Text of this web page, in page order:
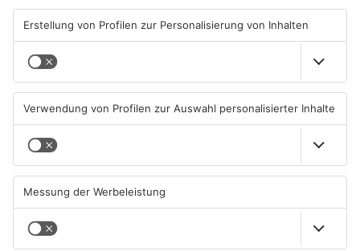
Sommerliche Temperaturen
01.08.2026, 21:20 UHR IN KREIS
Straße bei Windischbuchen
31.07.2026, 11:48 UHR IN KREIS